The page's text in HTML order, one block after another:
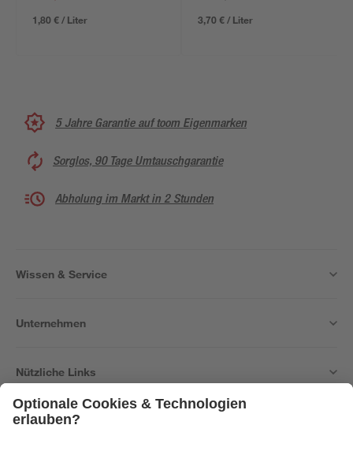
1,80 € / Liter 3,70 € / Liter
5 Jahre Garantie auf toom Eigenmarken
Sorglos, 90 Tage Umtauschgarantie
Abholung im Markt in 2 Stunden
Wissen & Service
Unternehmen
Nützliche Links